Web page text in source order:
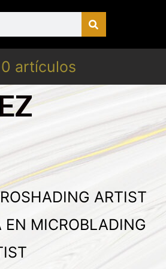
0 artículos
ARTIST
EN MICROBLADING